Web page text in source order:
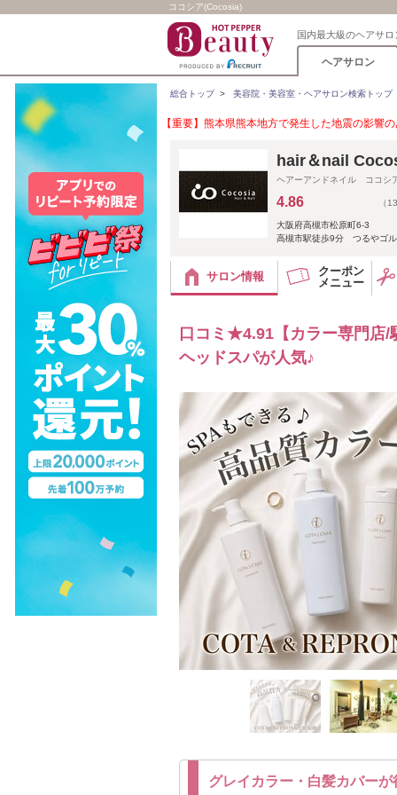
ココシア(Cocosia)
国内最大級のヘアサ
ヘアサロン
総合トップ> 美容院・美容室・ヘアサロン検索トップ
【重要】熊本県熊本地方で発生した地震の影響
hair＆nail
ヘアーアンドネイル ココシ
4.86 （
大阪府高槻市松原町6-3
高槻市駅徒歩9分 つるやゴ
サロン情報
クーポン
メニュー
口コミ★4.91【カラー専門店/
ヘッドスパが人気♪
グレイカラー・白髪カバー